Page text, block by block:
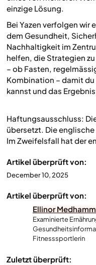
einzige Lösung.
Bei Yazen verfolgen wir
dem Gesundheit,
Nachhaltigkeit im
helfen, die Strategien
– ob Fasten,
Kombination – damit
kannst und das
Haftungsausschluss:
übersetzt. Die
Im Zweifelsfall hat der
Artikel überprüft von:
December 10, 2025
Artikel überprüft von:
Ellinor
Examinierte
Fitnesssportlerin
Zuletzt überprüft: